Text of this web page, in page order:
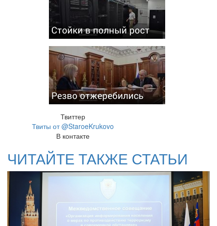
Стойки в полный рост
Резво отжеребились
Твиттер
Твиты от @StaroeKrukovo
В контакте
ЧИТАЙТЕ ТАКЖЕ СТАТЬИ